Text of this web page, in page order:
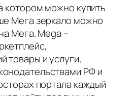
котором можно купить
Мега зеркало можно
Мега. Mega –
товары и услуги,
РФ и
портала каждый